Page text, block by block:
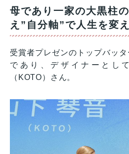
母であり一家の大黒柱
え”自分軸”で人生を変
受賞者プレゼンのトップバッ
であり、デザイナーとし
（KOTO）さん。